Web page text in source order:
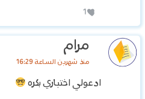
1
مرام
منذ شهرين الساعة 16:29
ادعولي اختباري بكره